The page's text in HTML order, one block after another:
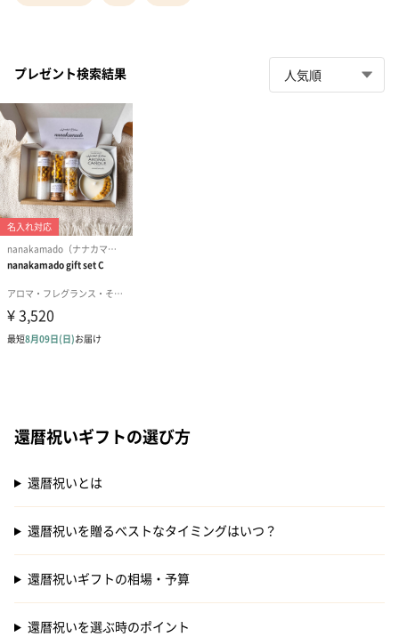
プレゼント検索結果
還暦祝いギフトの選び方
還暦祝いとは
還暦祝いを贈るべストなタイミングはいつ？
還暦祝いギフトの相場・予算
還暦祝いを選ぶ時のポイント